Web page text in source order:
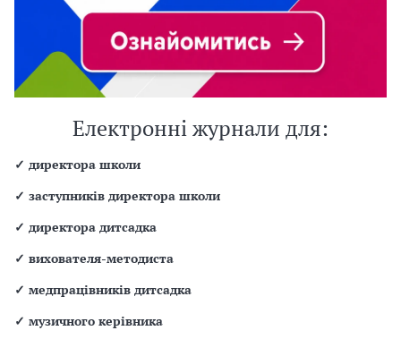
Електронні журнали для:
✓ директора школи
✓ заступників директора школи
✓ директора дитсадка
✓ вихователя-методиста
✓ медпрацівників дитсадка
✓ музичного керівника